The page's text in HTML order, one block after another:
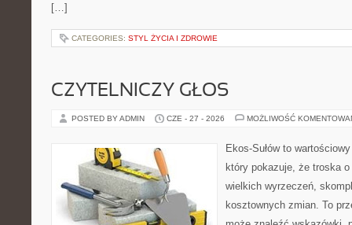
[…]
CATEGORIES: STYL ŻYCIA I ZDROWIE
CZYTELNICZY GŁOS
POSTED BY ADMIN CZE - 27 - 2026 MOŻLIWOŚĆ
Ekos-Sułów to
który pokazuje, że troska
wielkich wyrzeczeń,
kosztownych zmian. To